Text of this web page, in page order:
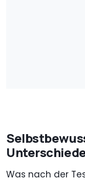
Was nach der